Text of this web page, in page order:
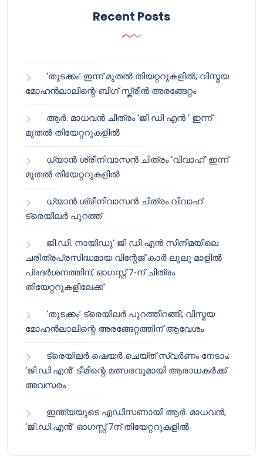
Recent Posts
‘തുടക്കം’ ഇന്ന് മുതൽ തിയറ്ററുകളിൽ; വിസ്മയ
മോഹൻലാലിന്റെ ബിഗ് സ്ക്രീൻ അരങ്ങേറ്റം
ആർ. മാധവൻ ചിത്രം ‘ജി ഡി എൻ ‘ ഇന്ന്
മുതൽ തിയേറ്ററുകളിൽ
ധ്യാൻ ശ്രീനിവാസൻ ചിത്രം ‘വിവാഹ്’ ഇന്ന്
മുതൽ തിയേറ്ററുകളിൽ
ധ്യാൻ ശ്രീനിവാസൻ ചിത്രം വിവാഹ്
ട്രെയിലർ പുറത്ത്
ജി.ഡി. നായിഡു’ ജി ഡി എൻ സിനിമയിലെ
ചരിത്രപ്രസിദ്ധമായ വിന്റേജ് കാർ ലുലു മാളിൽ
പ്രദർശനത്തിന്; ഓഗസ്റ്റ് 7-ന് ചിത്രം
തിയേറ്ററുകളിലേക്ക്
‘തുടക്കം’ ട്രെയിലർ പുറത്തിറങ്ങി; വിസ്മയ
മോഹൻലാലിന്റെ അരങ്ങേറ്റത്തിന് ആവേശം
ട്രെയിലർ ഷെയർ ചെയ്‌ത് സ്വർണം നേടാം;
‘ജി.ഡി.എൻ’ ടീമിന്റെ മത്സരവുമായി ആരാധകർക്ക്
അവസരം
ഇന്ത്യയുടെ എഡിസണായി ആർ. മാധവൻ;
‘ജി.ഡി.എൻ’ ഓഗസ്റ്റ് 7ന് തിയേറ്ററുകളിൽ